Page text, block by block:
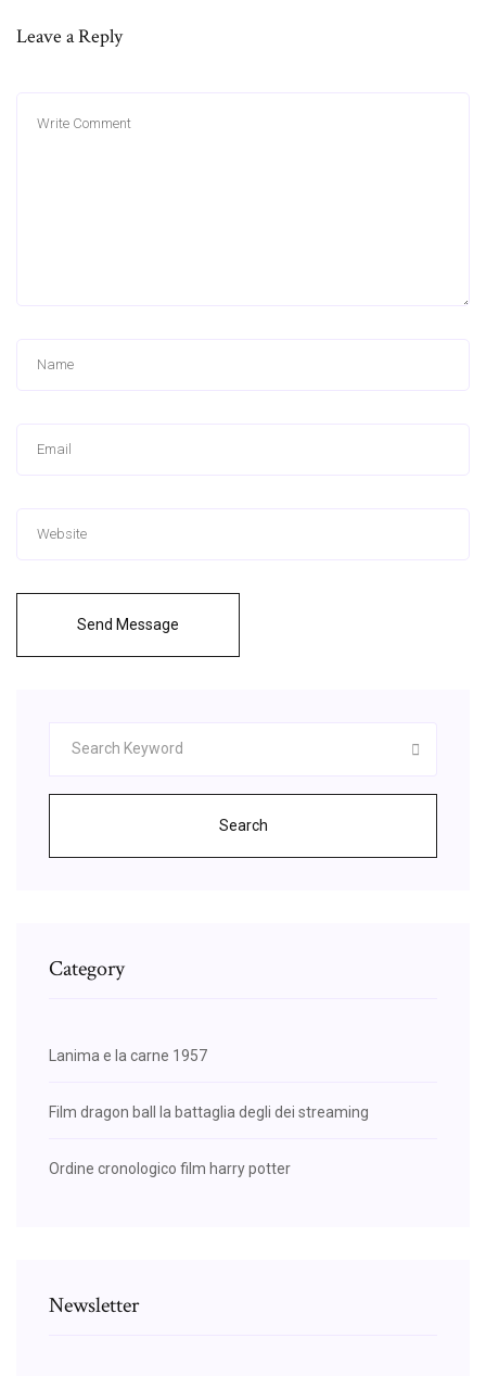
Leave a Reply
Send Message
Search
Category
Lanima e la carne 1957
Film dragon ball la battaglia degli dei streaming
Ordine cronologico film harry potter
Newsletter